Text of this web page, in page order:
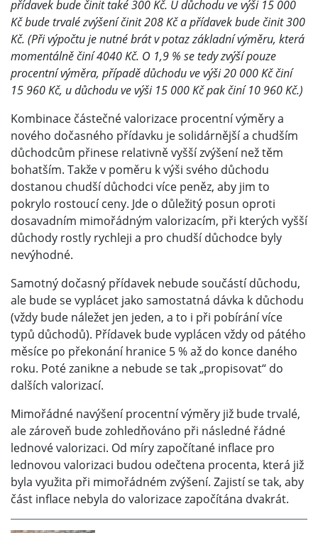
přídavek bude činit také 300 Kč. U důchodu ve výši 15 000
Kč bude trvalé zvýšení činit 208 Kč a přídavek bude činit 300
Kč. (Při výpočtu je nutné brát v potaz základní výměru, která
momentálně činí 4040 Kč. O 1,9 % se tedy zvýší pouze
procentní výměra, případě důchodu ve výši 20 000 Kč činí
15 960 Kč, u důchodu ve výši 15 000 Kč pak činí 10 960 Kč.)
Kombinace částečné valorizace procentní výměry a
nového dočasného přídavku je solidárnější a chudším
důchodcům přinese relativně vyšší zvýšení než těm
bohatším. Takže v poměru k výši svého důchodu
dostanou chudší důchodci více peněz, aby jim to
pokrylo rostoucí ceny. Jde o důležitý posun oproti
dosavadním mimořádným valorizacím, při kterých vyšší
důchody rostly rychleji a pro chudší důchodce byly
nevýhodné.
Samotný dočasný přídavek nebude součástí důchodu,
ale bude se vyplácet jako samostatná dávka k důchodu
(vždy bude náležet jen jeden, a to i při pobírání více
typů důchodů). Přídavek bude vyplácen vždy od pátého
měsíce po překonání hranice 5 % až do konce daného
roku. Poté zanikne a nebude se tak „propisovat“ do
dalších valorizací.
Mimořádné navýšení procentní výměry již bude trvalé,
ale zároveň bude zohledňováno při následné řádné
lednové valorizaci. Od míry započítané inflace pro
lednovou valorizaci budou odečtena procenta, která již
byla využita při mimořádném zvýšení. Zajistí se tak, aby
část inflace nebyla do valorizace započítána dvakrát.